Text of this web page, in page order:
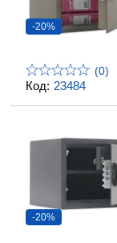
Код: 23484
-20%
(0)
-20%